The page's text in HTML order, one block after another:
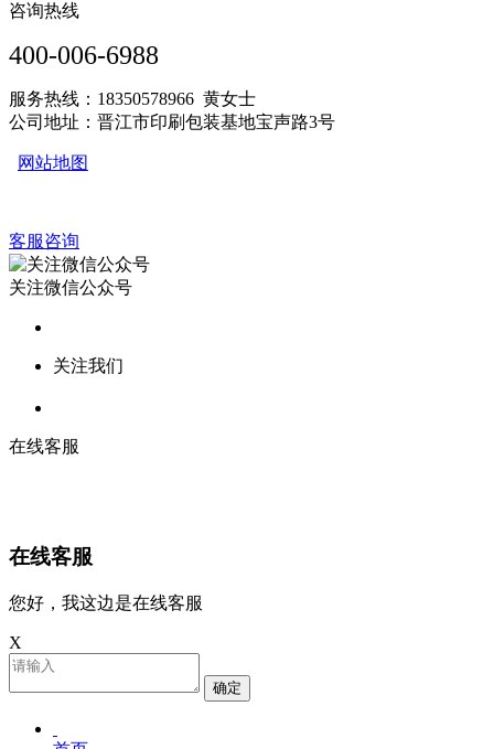
咨询热线
400-006-6988
服务热线：18350578966 黄女士
公司地址：晋江市印刷包装基地宝声路3号
网站地图
客服咨询
关注微信公众号
关注我们
在线客服
在线客服
您好，我这边是在线客服
X
确定